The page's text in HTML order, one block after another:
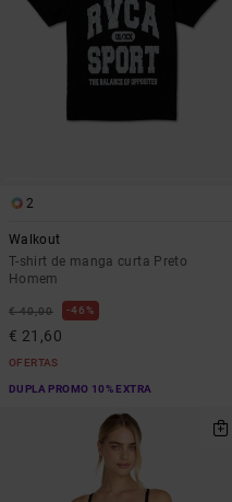
2
Walkout
T-shirt de manga curta Preto
Homem
€ 40,00 46%
€ 21,60
OFERTAS
DUPLA PROMO 10% EXTRA